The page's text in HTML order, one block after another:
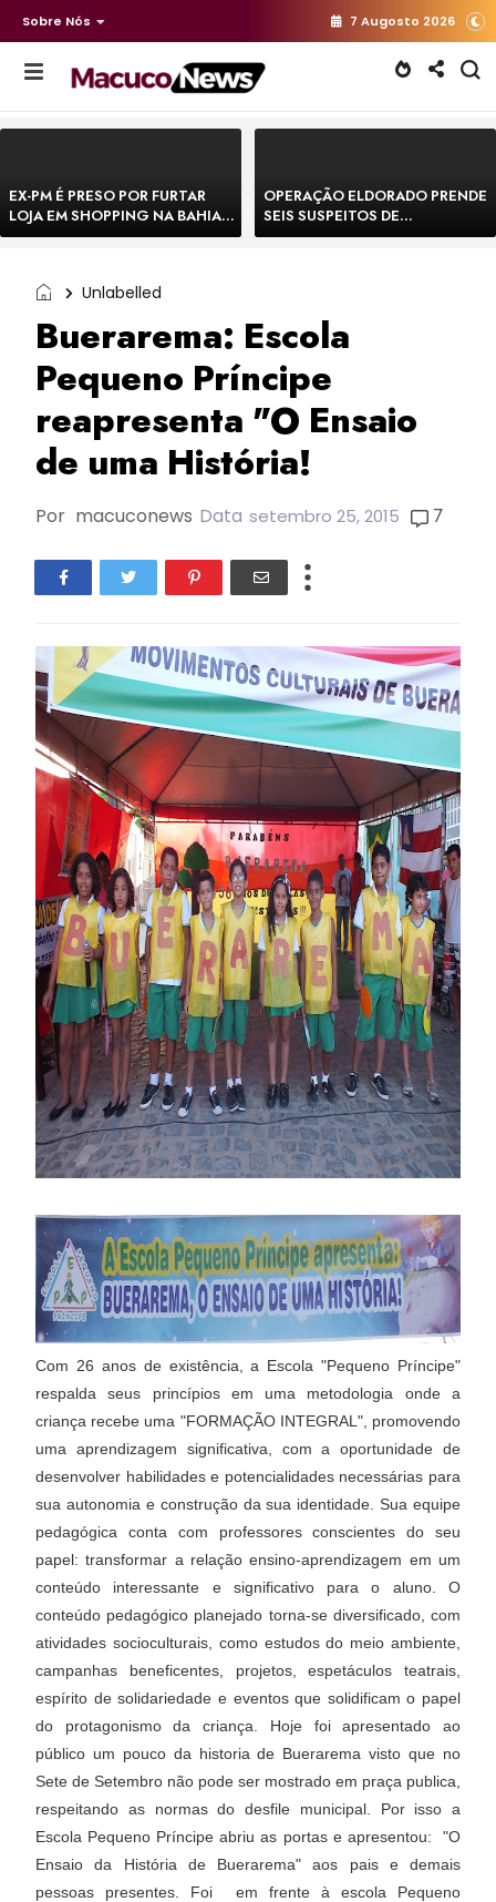
Sobre Nós 7 Augosto 2026
EX-PM É PRESO POR FURTAR
LOJA EM SHOPPING NA BAHIA E
ESCAPA CORRENDO DE
OPERAÇÃO ELDORADO PRENDE
SEIS SUSPEITOS DE
MOVIMENTAR R$ 25 MILHÕES
Unlabelled
Buerarema: Escola
Pequeno Príncipe
reapresenta "O Ensaio
de uma História!
Por macuconews Data setembro 25, 2015 7
Com 26 anos de existência, a Escola "Pequeno Príncipe"
respalda seus princípios em uma metodologia onde a
criança recebe uma "FORMAÇÃO INTEGRAL", promovendo
uma aprendizagem significativa, com a oportunidade de
desenvolver habilidades e potencialidades necessárias para
sua autonomia e construção da sua identidade. Sua equipe
pedagógica conta com professores conscientes do seu
papel: transformar a relação ensino-aprendizagem em um
conteúdo interessante e significativo para o aluno. O
conteúdo pedagógico planejado torna-se diversificado, com
atividades socioculturais, como estudos do meio ambiente,
campanhas beneficentes, projetos, espetáculos teatrais,
espírito de solidariedade e eventos que solidificam o papel
do protagonismo da criança. Hoje foi apresentado ao
público um pouco da historia de Buerarema visto que no
Sete de Setembro não pode ser mostrado em praça publica,
respeitando as normas do desfile municipal. Por isso a
Escola Pequeno Príncipe abriu as portas e apresentou: "O
Ensaio da História de Buerarema" aos pais e demais
pessoas presentes. Foi em frente à escola Pequeno